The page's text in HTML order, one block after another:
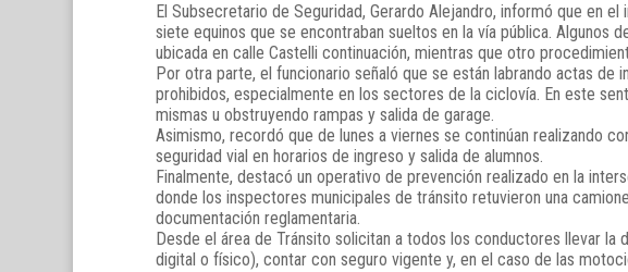
El Subsecretario de Seguridad, Gerardo Alejandro, informó que en
siete equinos que se encontraban sueltos en la vía pública. Algunos
ubicada en calle Castelli continuación, mientras que otro
Por otra parte, el funcionario señaló que se están labrando actas de
prohibidos, especialmente en los sectores de la ciclovía. En este
mismas u obstruyendo rampas y salida de garage.
Asimismo, recordó que de lunes a viernes se continúan realizando
seguridad vial en horarios de ingreso y salida de alumnos.
Finalmente, destacó un operativo de prevención realizado en la
donde los inspectores municipales de tránsito retuvieron una
documentación reglamentaria.
Desde el área de Tránsito solicitan a todos los conductores llevar la
digital o físico), contar con seguro vigente y, en el caso de las